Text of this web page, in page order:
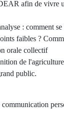
afin de vivre
: comment
faibles ?
orale collectif
de
public.